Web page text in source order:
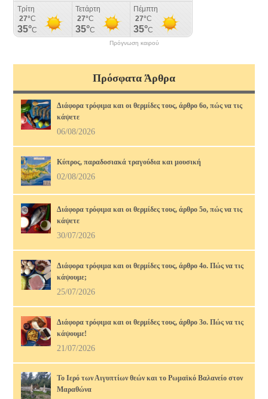
Πρόγνωση καιρού
Πρόσφατα Άρθρα
Διάφορα τρόφιμα και οι θερμίδες τους, άρθρο 6ο, πώς να τις
κάψετε
06/08/2026
Κύπρος, παραδοσιακά τραγούδια και μουσική
02/08/2026
Διάφορα τρόφιμα και οι θερμίδες τους, άρθρο 5ο, πώς να τις
κάψετε
30/07/2026
Διάφορα τρόφιμα και οι θερμίδες τους, άρθρο 4ο. Πώς να τις
κάψουμε;
25/07/2026
Διάφορα τρόφιμα και οι θερμίδες τους, άρθρο 3ο. Πώς να τις
κάψουμε!
21/07/2026
Το Ιερό των Αιγυπτίων θεών και το Ρωμαϊκό Βαλανείο στον
Μαραθώνα